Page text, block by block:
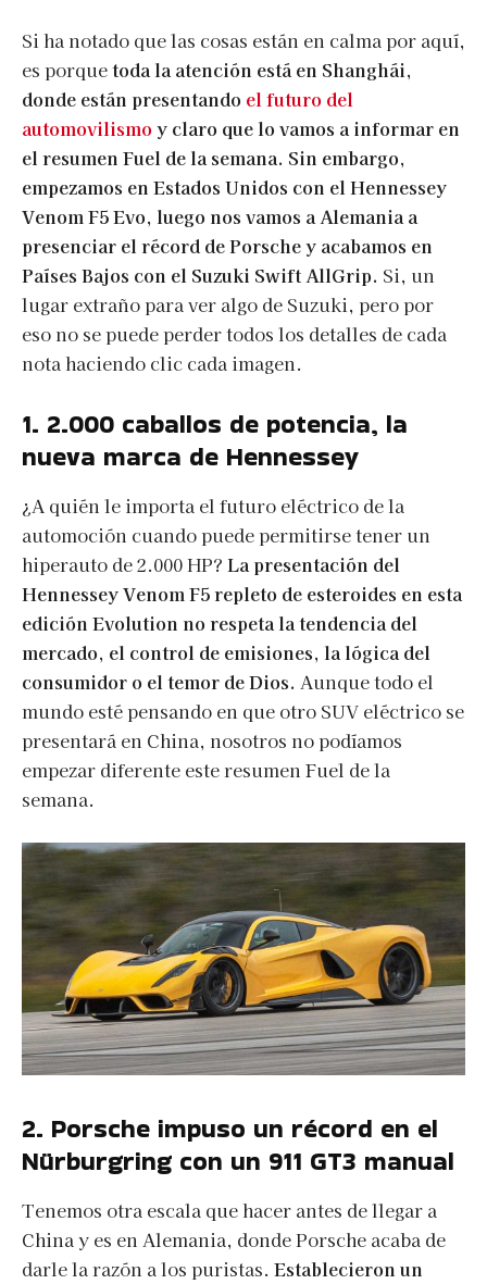
Si ha notado que las cosas están en calma por aquí,
es porquetoda la atención está en Shanghái,
donde están presentando el futuro del
automovilismoy claro que lo vamos a informar en
el resumen Fuel de la semana. Sin embargo,
empezamos en Estados Unidos con el Hennessey
Venom F5 Evo, luego nos vamos a Alemania a
presenciar el récord de Porsche y acabamos en
Países Bajos con el Suzuki Swift AllGrip. Si, un
lugar extraño para ver algo de Suzuki, pero por
eso no se puede perder todos los detalles de cada
nota haciendo clic cada imagen.
1. 2.000 caballos de potencia, la
nueva marca de Hennessey
¿A quién le importa el futuro eléctrico de la
automoción cuando puede permitirse tener un
hiperauto de 2.000 HP? La presentación del
Hennessey Venom F5 repleto de esteroides en esta
edición Evolution no respeta la tendencia del
mercado, el control de emisiones, la lógica del
consumidor o el temor de Dios. Aunque todo el
mundo esté pensando en que otro SUV eléctrico se
presentará en China, nosotros no podíamos
empezar diferente este resumen Fuel de la
semana.
2. Porsche impuso un récord en el
Nürburgring con un 911 GT3 manual
Tenemos otra escala que hacer antes de llegar a
China y es en Alemania, donde Porsche acaba de
darle la razón a los puristas. Establecieron un